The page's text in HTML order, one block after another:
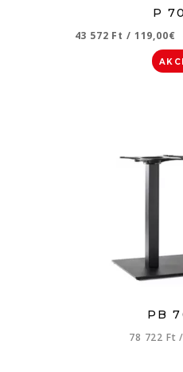
P
43 572 Ft / 119,00€
PB
78 722 Ft/